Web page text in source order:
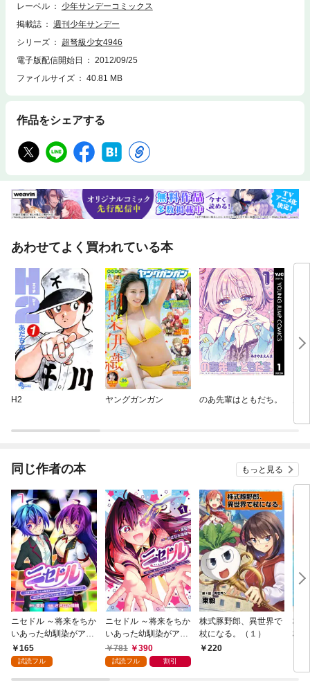
レーベル
少年サンデーコミックス
掲載誌
週刊少年サンデー
シリーズ
超弩級少女4946
電子版配信開始日
2012/09/25
ファイルサイズ
40.81 MB
作品をシェアする
あわせてよく買われている本
H2 ヤングガンガン のあ先輩はともだち。
同じ作者の本 もっと見る
ニセドル ～将来をちか
いあった幼馴染がアイ
ドルになって遠くにい
っちゃったので俺もア
て追いかけます！～
165
試読フル
ニセドル ～将来をちか
いあった幼馴染がアイ
ドルになって遠くにい
っちゃったので俺もア
て追いかけます！～
781 390
試読フル 割引
株式豚野郎、異世界で
杖になる。（１）
220
株
杖